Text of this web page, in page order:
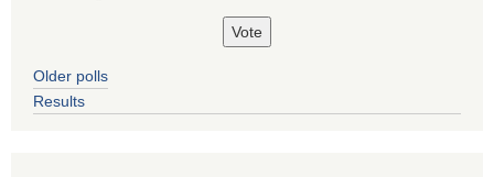
Older polls
Results